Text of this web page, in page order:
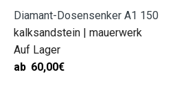
Diamant-Dosensenker A1 150
kalksandstein | mauerwerk
Auf Lager
ab 60,00€